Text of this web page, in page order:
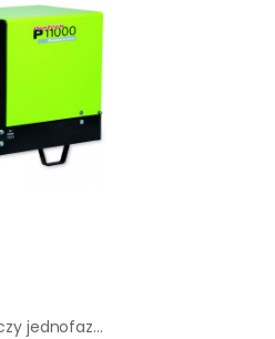
Agregat prądotwórczy jednofazowy Pramac P11000